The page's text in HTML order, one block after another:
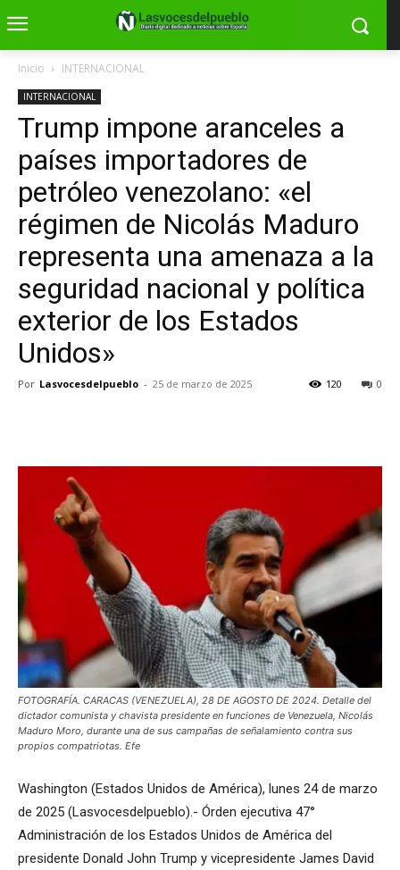
Inicio INTERNACIONAL
INTERNACIONAL
Trump impone aranceles a
países importadores de
petróleo venezolano: «el
régimen de Nicolás Maduro
representa una amenaza a la
seguridad nacional y política
exterior de los Estados
Unidos»
Por Lasvocesdelpueblo - 25 de marzo de 2025 0
120
FOTOGRAFÍA. CARACAS (VENEZUELA), 28 DE AGOSTO DE 2024. Detalle del
dictador comunista y chavista presidente en funciones de Venezuela, Nicolás
Maduro Moro, durante una de sus campañas de señalamiento contra sus
propios compatriotas. Efe
Washington (Estados Unidos de América), lunes 24 de marzo
de 2025 (Lasvocesdelpueblo).- Órden ejecutiva 47°
Administración de los Estados Unidos de América del
presidente Donald John Trump y vicepresidente James David